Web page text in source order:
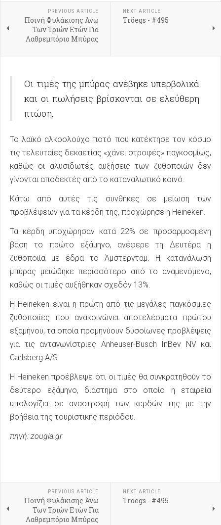
PREVIOUS ARTICLE
Ποινή Φυλάκισης Άνω
Των Τριών Ετών Για
Λαθρεμπόριο Μπύρας
NEXT ARTICLE
Tröegs - #495
Οι τιμές της μπύρας ανέβηκε υπερβολικά
και οι πωλήσεις βρίσκονται σε ελεύθερη
πτώση.
Το λαϊκό αλκοολούχο ποτό που κατέκτησε τον κόσμο
τις τελευταίες δεκαετίας «χάνει στροφές» παγκοσμίως,
καθώς οι αλυσιδωτές αυξήσεις των ζυθοποιών δεν
γίνονται αποδεκτές από το καταναλωτικό κοινό.
Κάτω από αυτές τις συνθήκες σε μείωση των
προβλέψεων για τα κέρδη της, προχώρησε η Heineken.
Τα κέρδη υποχώρησαν κατά 22% σε προσαρμοσμένη
βάση το πρώτο εξάμηνο, ανέφερε τη Δευτέρα η
ζυθοποιία με έδρα το Άμστερνταμ. Η κατανάλωση
μπύρας μειώθηκε περισσότερο από το αναμενόμενο,
καθώς οι τιμές αυξήθηκαν σχεδόν 13%.
Η Heineken είναι η πρώτη από τις μεγάλες παγκόσμιες
ζυθοποιίες που ανακοινώνει αποτελέσματα πρώτου
εξαμήνου, τα οποία προμηνύουν δυσοίωνες προβλέψεις
για τις ανταγωνίστριες Anheuser-Busch InBev NV και
Carlsberg A/S.
Η Heineken προέβλεψε ότι οι τιμές θα συγκρατηθούν το
δεύτερο εξάμηνο, διάστημα στο οποίο η εταιρεία
υπολογίζει σε αναστροφή των κερδών της με την
βοήθεια της τουριστικής περιόδου.
πηγή: zougla.gr
PREVIOUS ARTICLE
Ποινή Φυλάκισης Άνω
Των Τριών Ετών Για
Λαθρεμπόριο Μπύρας
NEXT ARTICLE
Tröegs - #495